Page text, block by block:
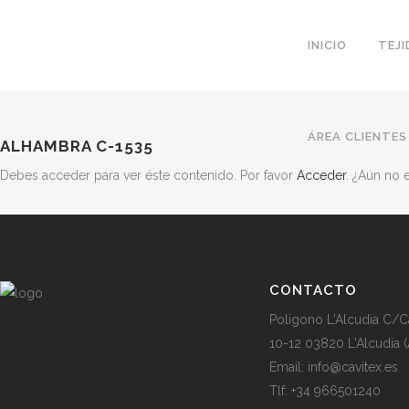
INICIO
ÁREA CLIENTES
ALHAMBRA C-1535
Debes acceder para ver éste contenido. Por favor Acceder. ¿Aún no
CONTACTO
Poligono L'Alcudia C/
10-12 03820 L'Alcudia
Email: info@cavitex.es
Tlf: +34 966501240